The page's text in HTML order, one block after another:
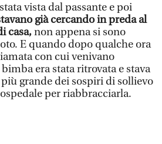
vista dal passante e poi
già cercando in preda al
casa,non appena si sono
E quando dopo qualche ora
con cui venivano
era stata ritrovata e stava
grande dei sospiri di sollievo
per riabbracciarla.